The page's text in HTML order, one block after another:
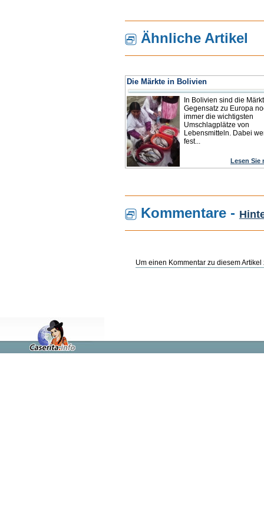
Ähnliche Artikel
Die Märkte in Bolivien
In Bolivien sind die
Gegensatz zu Europa
immer die wichtigsten
Umschlagplätze von
Lebensmitteln. Dabei
fest...
Lesen Sie
Kommentare -
Um einen Kommentar zu diesem